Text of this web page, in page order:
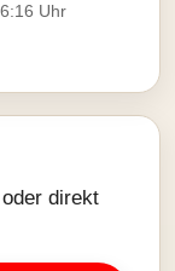
Uhr
direkt